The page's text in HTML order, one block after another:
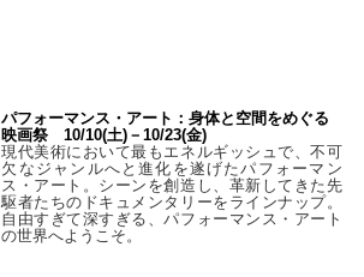
パフォーマンス・アート：身体と空間をめぐる
映画祭 10/10(土)－10/23(金)
現代美術において最もエネルギッシュで、不可
欠なジャンルへと進化を遂げたパフォーマン
ス・アート。シーンを創造し、革新してきた先
駆者たちのドキュメンタリーをラインナップ。
自由すぎて深すぎる、パフォーマンス・アート
の世界へようこそ。